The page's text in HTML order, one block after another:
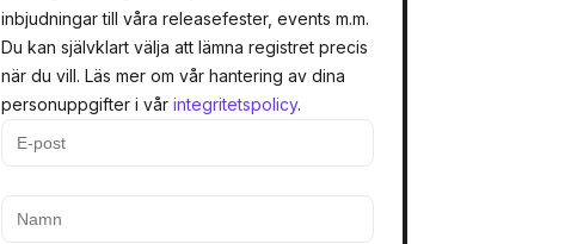
inbjudningar till våra releasefester, events m.m.
Du kan självklart välja att lämna registret precis
när du vill. Läs mer om vår hantering av dina
personuppgifter i vår integritetspolicy.